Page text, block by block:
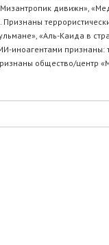
дивижн»,
Признаны
«Аль-Каида в
иноагентами
общество/центр